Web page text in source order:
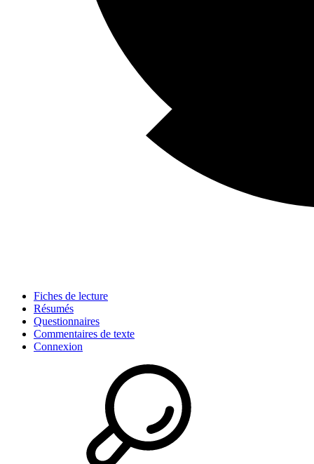
Fiches de lecture
Résumés
Questionnaires
Commentaires de texte
Connexion